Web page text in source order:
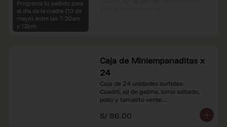
Programa tu pedido para
el dia de la madre (10 de
mayo) entre las 7:30am
y 12pm.
Caja de Miniempanaditas x
24
Caja de 24 unidades surtidas:
Cuadril, ají de gallina, lomo saltado,
pollo y tamalito verde.
*Nuestros precios están expresados en
S/ 86.00